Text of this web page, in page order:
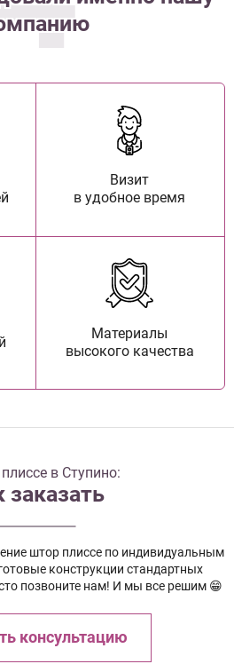
Визит
в удобное время
Материалы
высокого качества
в Ступино:
заказать
штор плиссе по индивидуальным
конструкции стандартных
позвоните нам! И мы все решим 😁
консультацию